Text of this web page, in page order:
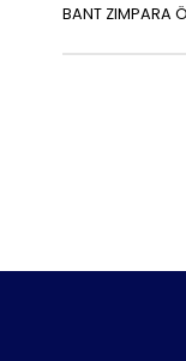
BANT ZIMPARA